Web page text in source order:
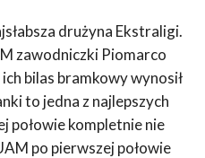
drużyna Ekstraligi.
zawodniczki Piomarco
bilas bramkowy wynosił
to jedna z najlepszych
połowie kompletnie nie
po pierwszej połowie